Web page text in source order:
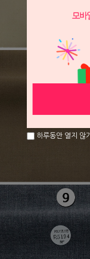
하루동안 열지 않기